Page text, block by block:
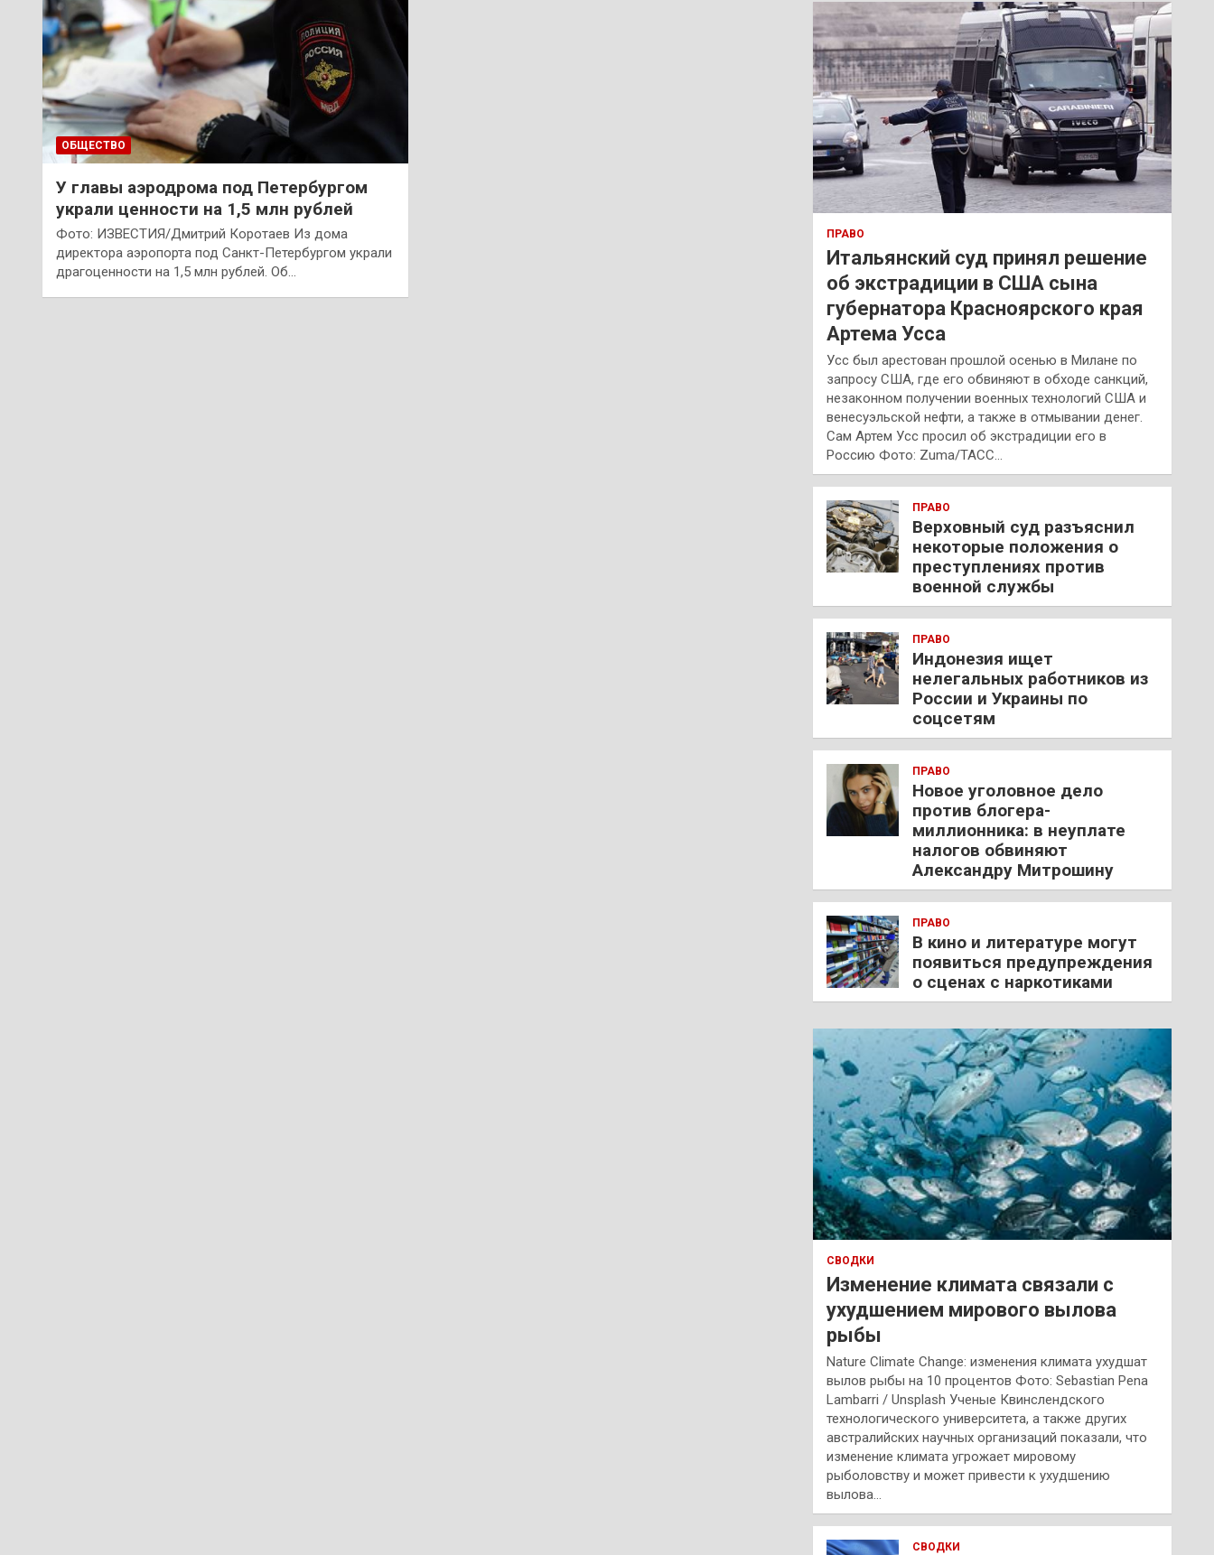
ОБЩЕСТВО
У главы аэродрома под Петербургом
украли ценности на 1,5 млн рублей
Фото: ИЗВЕСТИЯ/Дмитрий Коротаев Из дома
директора аэропорта под Санкт-Петербургом украли
драгоценности на 1,5 млн рублей. Об…
к
ПРАВО
Итальянский суд принял решение
об экстрадиции в США сына
губернатора Красноярского края
Артема Усса
Усс был арестован прошлой осенью в Милане по
запросу США, где его обвиняют в обходе санкций,
незаконном получении военных технологий США и
венесуэльской нефти, а также в отмывании денег.
Сам Артем Усс просил об экстрадиции его в
Россию Фото: Zuma/ТАСС…
ПРАВО
Верховный суд разъяснил
некоторые положения о
преступлениях против
военной службы
ПРАВО
Индонезия ищет
нелегальных работников из
России и Украины по
соцсетям
ПРАВО
Новое уголовное дело
против блогера-
миллионника: в неуплате
налогов обвиняют
Александру Митрошину
ПРАВО
В кино и литературе могут
появиться предупреждения
о сценах с наркотиками
СВОДКИ
Изменение климата связали с
ухудшением мирового вылова
рыбы
Nature Climate Change: изменения климата ухудшат
вылов рыбы на 10 процентов Фото: Sebastian Pena
Lambarri / Unsplash Ученые Квинслендского
технологического университета, а также других
австралийских научных организаций показали, что
изменение климата угрожает мировому
рыболовству и может привести к ухудшению
вылова…
СВОДКИ